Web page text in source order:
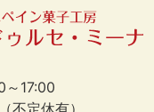
～17:00